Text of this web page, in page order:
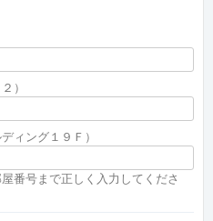
）
ィング１９Ｆ）
番号まで正しく入力してくださ